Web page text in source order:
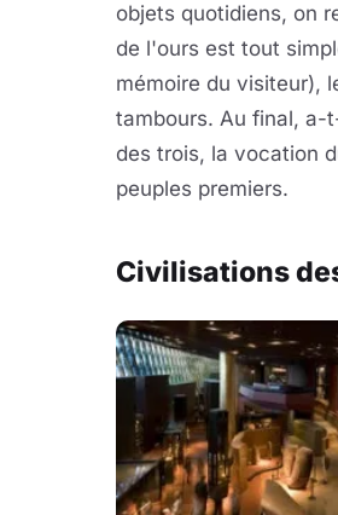
objets quotidiens, on
de l'ours est tout
mémoire du visiteur),
tambours. Au final, a-
des trois, la vocation
peuples premiers.
Civilisations